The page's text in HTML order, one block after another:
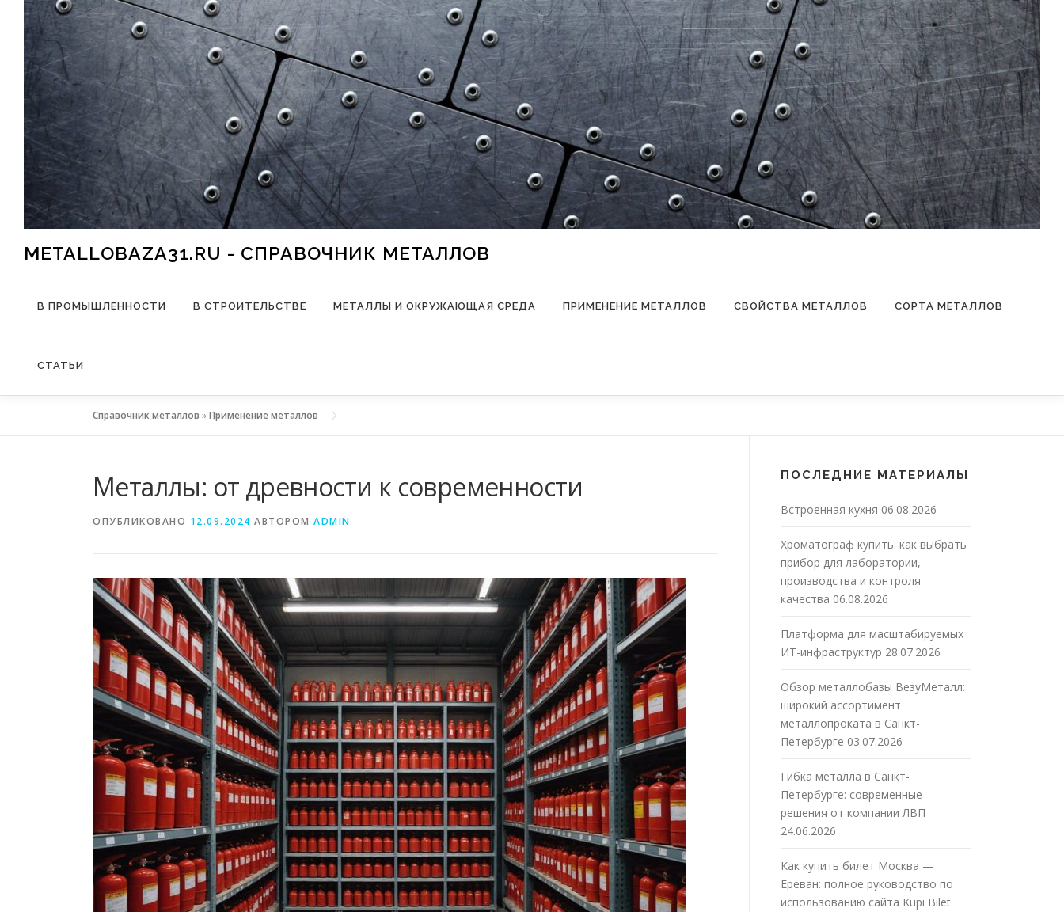
Перейти к содержимому
METALLOBAZA31.RU - СПРАВОЧНИК МЕТАЛЛОВ
В ПРОМЫШЛЕННОСТИ В СТРОИТЕЛЬСТВЕ МЕТАЛЛЫ И ОКРУЖАЮЩАЯ СРЕДА ПРИМЕНЕНИЕ МЕТАЛЛОВ СВОЙСТВА МЕТАЛЛОВ СОРТА МЕТАЛЛОВ
СТАТЬИ
Справочник металлов »Применение металлов
Металлы: от древности к современности
ОПУБЛИКОВАНО 12.09.2024 АВТОРОМ ADMIN
ПОСЛЕДНИЕ МАТЕРИАЛЫ
Встроенная кухня 06.08.2026
Хроматограф купить: как выбрать
прибор для лаборатории,
производства и контроля
качества 06.08.2026
Платформа для масштабируемых
ИТ-инфраструктур 28.07.2026
Обзор металлобазы ВезуМеталл:
широкий ассортимент
металлопроката в Санкт-
Петербурге 03.07.2026
Гибка металла в Санкт-
Петербурге: современные
решения от компании ЛВП
24.06.2026
Как купить билет Москва —
Ереван: полное руководство по
использованию сайта Kupi Bilet